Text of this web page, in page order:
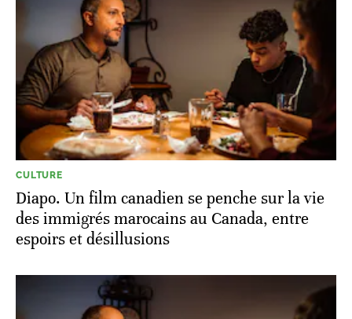
CULTURE
Diapo. Un film canadien se penche sur la vie
des immigrés marocains au Canada, entre
espoirs et désillusions